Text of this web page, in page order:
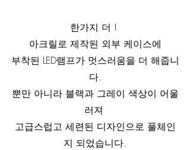
한가지 더 !
아크릴로 제작된 외부 케이스에
부착된 LED램프가 멋스러움을 더 해줍니
다.
뿐만 아니라 블랙과 그레이 색상이 어울
러져
고급스럽고 세련된 디자인으로 풀체인
지 되었습니다.